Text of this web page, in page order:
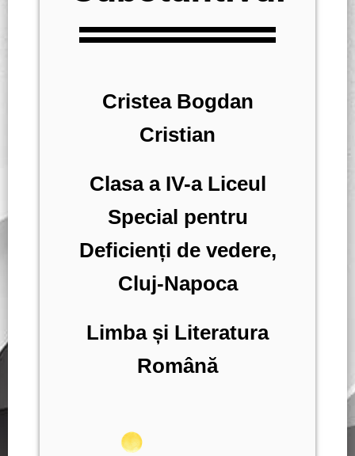
Cristea Bogdan
Cristian
Clasa a IV-a Liceul
Special pentru
Deficienți de vedere,
Cluj-Napoca
Limba și Literatura
Română